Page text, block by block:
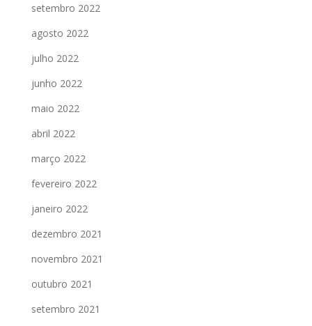
setembro 2022
agosto 2022
julho 2022
junho 2022
maio 2022
abril 2022
março 2022
fevereiro 2022
janeiro 2022
dezembro 2021
novembro 2021
outubro 2021
setembro 2021